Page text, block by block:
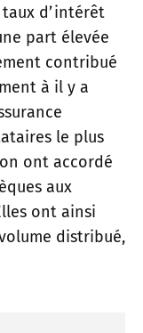
d’intérêt
part élevée
contribué
à il y a
le plus
ont accordé
aux
ont ainsi
distribué,